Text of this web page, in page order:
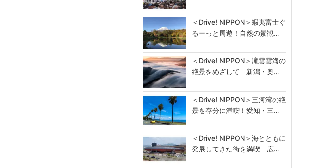
＜Drive! NIPPON＞蝦夷富士ぐ
るーっと周遊！自然の景観…
＜Drive! NIPPON＞滝雲雲海の
絶景をめざして 新潟・奥…
＜Drive! NIPPON＞三河湾の絶
景を存分に満喫！愛知・三…
＜Drive! NIPPON＞海とともに
発展してきた街を満喫 広…